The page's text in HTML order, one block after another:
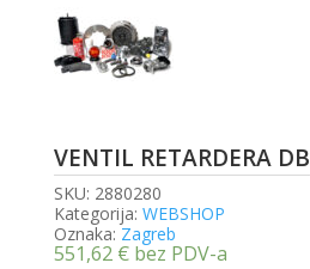
VENTIL RETARDERA DB
SKU: 2880280
Kategorija: WEBSHOP
Oznaka: Zagreb
551,62 € bez PDV-a